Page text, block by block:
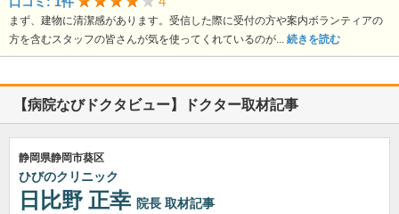
まず、建物に清潔感があります。受信した際に受付の方や案内ボランティアの
方を含むスタッフの皆さんが気を使ってくれているのが... 続きを読む
【病院なびドクタビュー】ドクター取材記事
静岡県静岡市葵区
ひびのクリニック
日比野 正幸 院長 取材記事